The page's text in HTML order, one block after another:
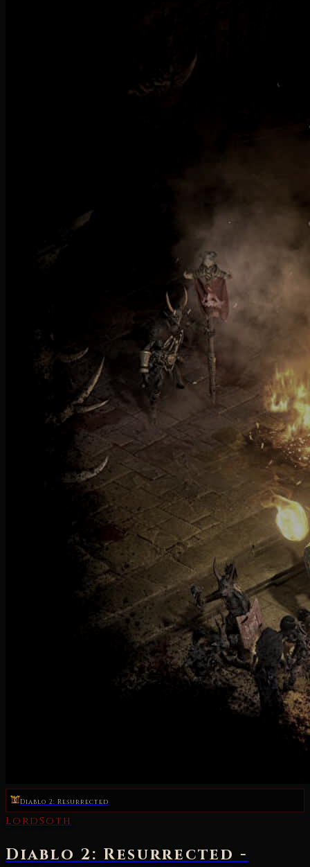
Diablo 2: Resurrected
LordSoth
Diablo 2: Resurrected -